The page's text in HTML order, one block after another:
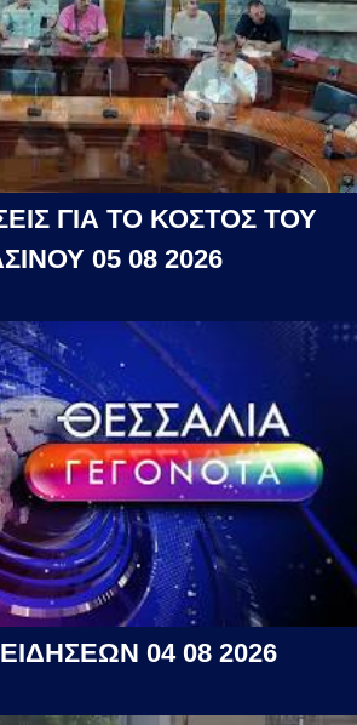
ΓΙΑ ΤΟ ΚΟΣΤΟΣ ΤΟΥ
05 08 2026
04 08 2026